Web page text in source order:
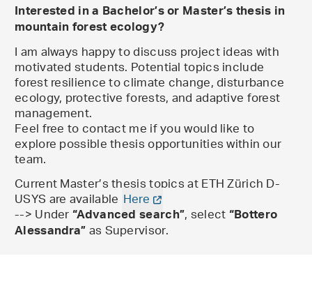
Interested in a Bachelor’s or Master’s thesis in
mountain forest ecology?
I am always happy to discuss project ideas with
motivated students. Potential topics include
forest resilience to climate change, disturbance
ecology, protective forests, and adaptive forest
management.
Feel free to contact me if you would like to
explore possible thesis opportunities within our
team.
Current Master’s thesis topics at ETH Zürich D-
USYS are available Here
--> Under“Advanced search”, select“Bottero
Alessandra”as Supervisor.